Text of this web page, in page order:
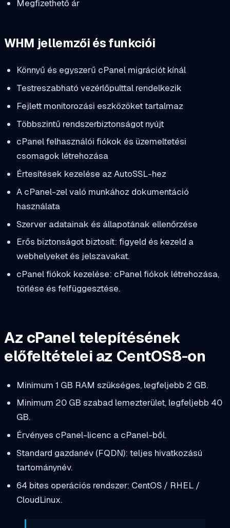
Megfizethető ár
WHM jellemzői és funkciói
Könnyű és egyszerű cPanel migrációt kínál
Testreszabható vezérlőpulttal rendelkezik
Fejlett monitorozási eszközöket tartalmaz
Többszintű rendszerbiztonságot nyújt
cPanel felhasználói fiókok és üzemeltetési
csomagok létrehozása
Értesítések kezelése az AutoSSL-hez
A cPanel-zel való munkához dokumentáció
használata
Szerver adatainak és állapotának ellenőrzése
Erős biztonságot biztosít: figyeld és kezeld a
webhelyeket és jelszavakat.
cPanel fiókok kezelése: cPanel fiókok létrehozása,
törlése és felfüggesztése.
Az cPanel telepítésének
előfeltételei az CentOS8-on
Minimum 1 GB RAM szükséges, legfeljebb 2 GB.
Minimum 20 GB szabad lemezterület, legfeljebb 40
GB.
Érvényes cPanel-licenc a cPanel-ből.
Standard gazdanév (FQDN): teljes hivatkozású
tartománynév.
64 bites operációs rendszer: CentOS / RHEL /
CloudLinux.